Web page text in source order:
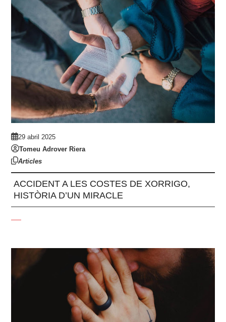
29 abril 2025
Tomeu Adrover Riera
Articles
ACCIDENT A LES COSTES DE XORRIGO,
HISTÒRIA D’UN MIRACLE